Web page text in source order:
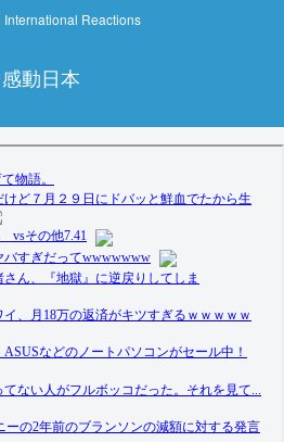
International Reactions
感動日本